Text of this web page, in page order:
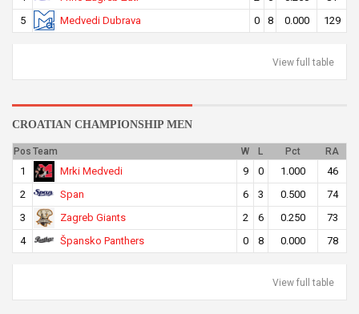
5
Medvedi Dubrava 0 8 0.000 129
View full table
CROATIAN CHAMPIONSHIP MEN
Pos Team W L Pct RA
1 Mrki Medvedi 9 0 1.000
46
2
Span 6 3 0.500
74
3
Zagreb Giants 2 6 0.250
73
4
Špansko Panthers 0 8 0.000 78
View full table